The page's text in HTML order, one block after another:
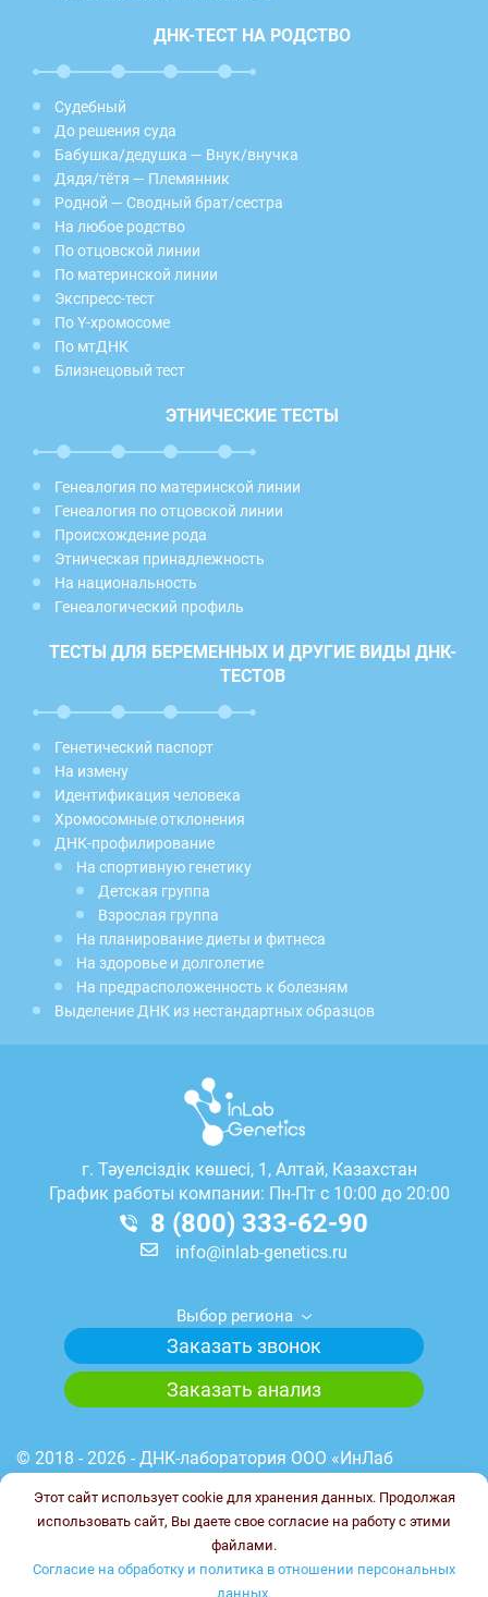
ДНК-ТЕСТ НА РОДСТВО
Судебный
До решения суда
Бабушка/дедушка — Внук/внучка
Дядя/тётя — Племянник
Родной — Сводный брат/сестра
На любое родство
По отцовской линии
По материнской линии
Экспресс-тест
По Y-хромосоме
По мтДНК
Близнецовый тест
ЭТНИЧЕСКИЕ ТЕСТЫ
Генеалогия по материнской линии
Генеалогия по отцовской линии
Происхождение рода
Этническая принадлежность
На национальность
Генеалогический профиль
ТЕСТЫ ДЛЯ БЕРЕМЕННЫХ И ДРУГИЕ ВИДЫ ДНК-
ТЕСТОВ
Генетический паспорт
На измену
Идентификация человека
Хромосомные отклонения
ДНК-профилирование
На спортивную генетику
Детская группа
Взрослая группа
На планирование диеты и фитнеса
На здоровье и долголетие
На предрасположенность к болезням
Выделение ДНК из нестандартных образцов
г. Тәуелсіздік көшесі, 1, Алтай, Казахстан
График работы компании: Пн-Пт с 10:00 до 20:00
8 (800) 333-62-90
info@inlab-genetics.ru
Выбор региона
Заказать звонок
Заказать анализ
© 2018 - 2026 - ДНК-лаборатория ООО «ИнЛаб
Л041-01148-78/00644845 от 23.03.2023 г. ИНН
7838102187. ОГРН 1227800017851.
Этот сайт использует cookie для хранения данных. Продолжая
использовать сайт, Вы даете свое согласие на работу с этими
файлами.
Согласие на обработку и политика в отношении персональных
данных.